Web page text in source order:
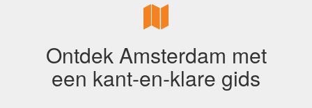
Ontdek Amsterdam met
een kant-en-klare gids